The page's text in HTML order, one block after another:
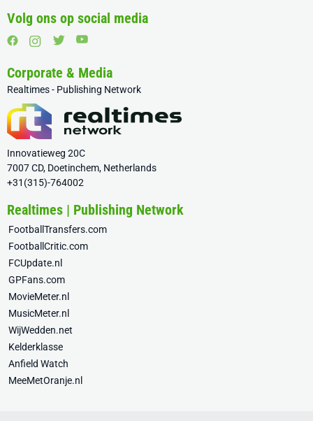
Volg ons op social media
Corporate & Media
Realtimes - Publishing Network
Innovatieweg 20C
7007 CD, Doetinchem, Netherlands
+31(315)-764002
Realtimes | Publishing Network
FootballTransfers.com
FootballCritic.com
FCUpdate.nl
GPFans.com
MovieMeter.nl
MusicMeter.nl
WijWedden.net
Kelderklasse
Anfield Watch
MeeMetOranje.nl